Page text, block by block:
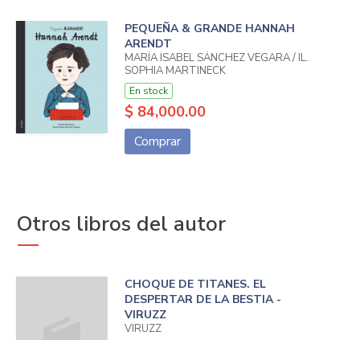
PEQUEÑA & GRANDE HANNAH
ARENDT
MARÍA ISABEL SÁNCHEZ VEGARA / IL.
SOPHIA MARTINECK
En stock
$ 84,000.00
Comprar
Otros libros del autor
CHOQUE DE TITANES. EL
DESPERTAR DE LA BESTIA -
VIRUZZ
VIRUZZ